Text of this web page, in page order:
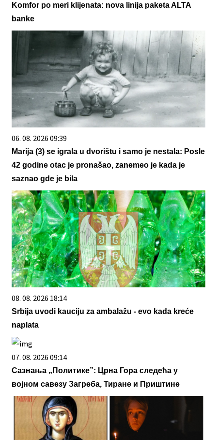
Komfor po meri klijenata: nova linija paketa ALTA
banke
06. 08. 2026 09:39
Marija (3) se igrala u dvorištu i samo je nestala: Posle
42 godine otac je pronašao, zanemeo je kada je
saznao gde je bila
08. 08. 2026 18:14
Srbija uvodi kauciju za ambalažu - evo kada kreće
naplata
07. 08. 2026 09:14
Сазнања „Политике”: Црна Гора следећа у
војном савезу Загреба, Тиране и Приштине